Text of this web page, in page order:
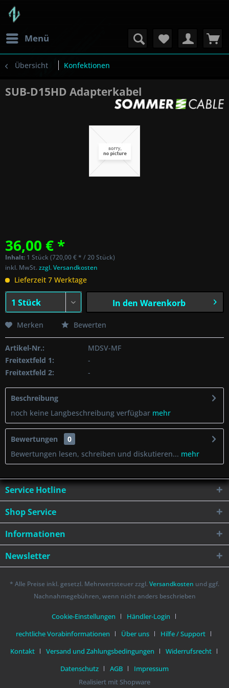
Menü
Übersicht Konfektionen
SUB-D15HD Adapterkabel
36,00 € *
Inhalt: 1 Stück (720,00 € * / 20 Stück)
inkl. MwSt.zzgl. Versandkosten
Lieferzeit 7 Werktage
In den Warenkorb
Merken Bewerten
Artikel-Nr.:
MDSV-MF
Freitextfeld 1:
-
Freitextfeld 2:
-
Beschreibung
noch keine Langbeschreibung verfügbar mehr
Bewertungen
0
Bewertungen lesen, schreiben und diskutieren... mehr
Service Hotline
Shop Service
Informationen
Newsletter
* Alle Preise inkl. gesetzl. Mehrwertsteuer zzgl. Versandkosten und ggf.
Nachnahmegebühren, wenn nicht anders beschrieben
Cookie-Einstellungen
Händler-Login
rechtliche Vorabinformationen
Über uns
Hilfe / Support
Kontakt
Versand und Zahlungsbedingungen
Widerrufsrecht
Datenschutz
AGB
Impressum
Realisiert mit Shopware